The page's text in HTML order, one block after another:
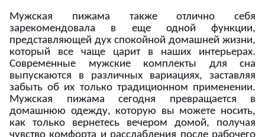
Мужская пижама также отлично себя
зарекомендовала в еще одной функции,
представляющей дух спокойной домашней жизни,
который все чаще царит в наших интерьерах.
Современные мужские комплекты для сна
выпускаются в различных вариациях, заставляя
забыть об их только традиционном применении.
Мужская пижама сегодня превращается в
домашнюю одежду, которую вы можете носить,
как только вернетесь вечером домой, получая
чувство комфорта и расслабления после рабочего